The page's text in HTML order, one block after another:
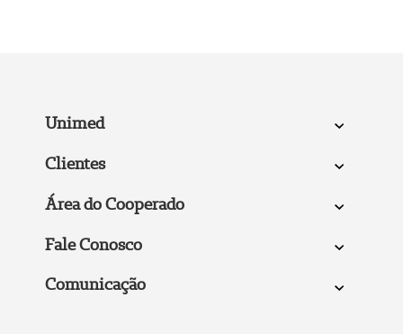
Unimed
Clientes
Área do Cooperado
Fale Conosco
Comunicação